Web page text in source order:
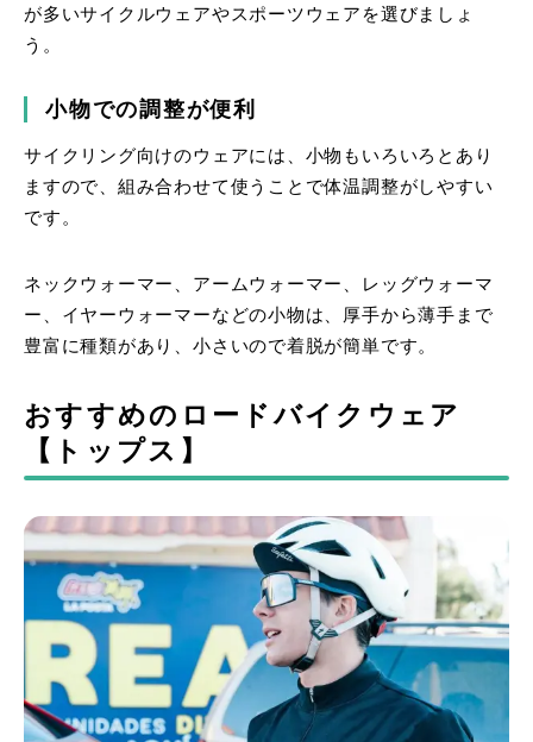
が多いサイクルウェアやスポーツウェアを選びましょ
う。
小物での調整が便利
サイクリング向けのウェアには、小物もいろいろとあり
ますので、組み合わせて使うことで体温調整がしやすい
です。
ネックウォーマー、アームウォーマー、レッグウォーマ
ー、イヤーウォーマーなどの小物は、厚手から薄手まで
豊富に種類があり、小さいので着脱が簡単です。
おすすめのロードバイクウェア
【トップス】